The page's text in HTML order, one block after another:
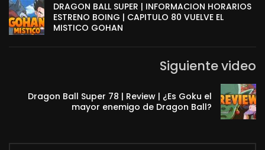
DRAGON BALL SUPER | INFORMACION HORARIOS
ESTRENO BOING | CAPITULO 80 VUELVE EL
MISTICO GOHAN
Siguiente video
Dragon Ball Super 78 | Review | ¿Es Goku el
mayor enemigo de Dragon Ball?